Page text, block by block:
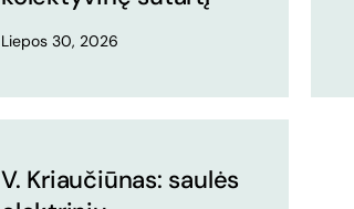
Liepos 30, 2026
V. Kriaučiūnas: saulės